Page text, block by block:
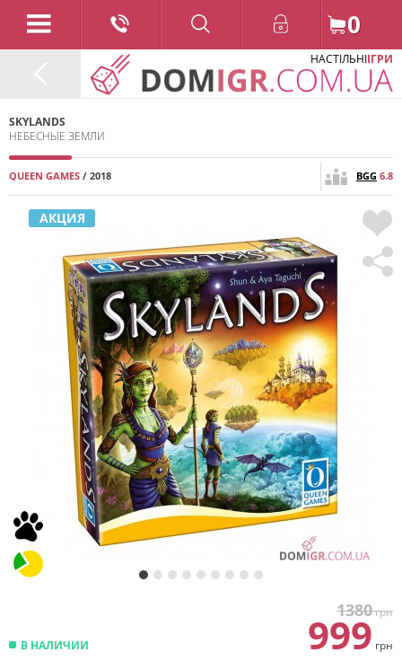
0
НАСТІЛЬНІІГРИ
SKYLANDS
НЕБЕСНЫЕ ЗЕМЛИ
QUEEN GAMES / 2018 BGG 6.8
АКЦИЯ
В НАЛИЧИИ
1380грн
999 грн